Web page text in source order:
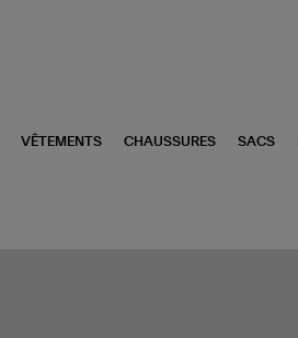
VÊTEMENTS CHAUSSURES SACS